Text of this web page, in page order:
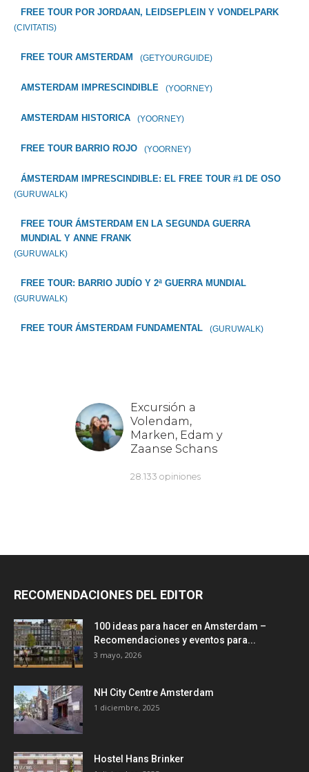
FREE TOUR POR JORDAAN, LEIDSEPLEIN Y VONDELPARK
(CIVITATIS)
FREE TOUR AMSTERDAM (GETYOURGUIDE)
AMSTERDAM IMPRESCINDIBLE (YOORNEY)
AMSTERDAM HISTORICA (YOORNEY)
FREE TOUR BARRIO ROJO (YOORNEY)
ÁMSTERDAM IMPRESCINDIBLE: EL FREE TOUR #1 DE OSO
(GURUWALK)
FREE TOUR ÁMSTERDAM EN LA SEGUNDA GUERRA
MUNDIAL Y ANNE FRANK
(GURUWALK)
FREE TOUR: BARRIO JUDÍO Y 2ª GUERRA MUNDIAL
(GURUWALK)
FREE TOUR ÁMSTERDAM FUNDAMENTAL (GURUWALK)
RECOMENDACIONES DEL EDITOR
100 ideas para hacer en Amsterdam –
Recomendaciones y eventos para...
3 mayo, 2026
NH City Centre Amsterdam
1 diciembre, 2025
Hostel Hans Brinker